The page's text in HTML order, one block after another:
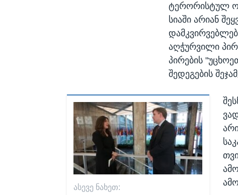
ტერორისტულ
სიაში არიან
აღჭურვილი
პირების
შედეგების
ᲐᲡᲔᲕᲔ ᲜᲐᲮᲔᲗ: